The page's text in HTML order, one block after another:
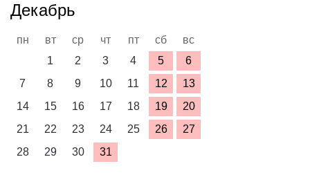
Декабрь
пн вт ср чт пт сб
вс
1
2 3 4 5
6
7
8 9 10 11 12
13
14
15 16 17 18 19
20
21
22 23 24 25 26
27
28
29 30 31